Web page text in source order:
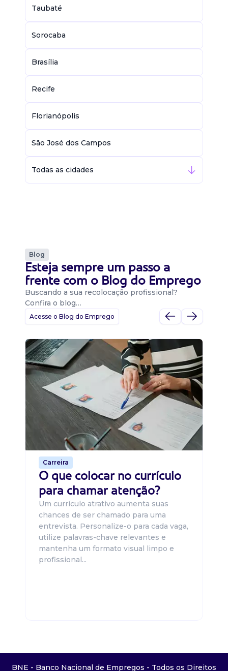
Taubaté
Sorocaba
Brasília
Recife
Florianópolis
São José dos Campos
Todas as cidades
Blog
Esteja sempre um passo a
frente com o Blog do Emprego
Buscando a sua recolocação profissional?
Confira o blog…
Acesse o Blog do Emprego
Carreira
O que colocar no currículo
para chamar atenção?
Um currículo atrativo aumenta suas
chances de ser chamado para uma
entrevista. Personalize-o para cada vaga,
utilize palavras-chave relevantes e
mantenha um formato visual limpo e
profissional...
BNE - Banco Nacional de Empregos - Todos os Direitos